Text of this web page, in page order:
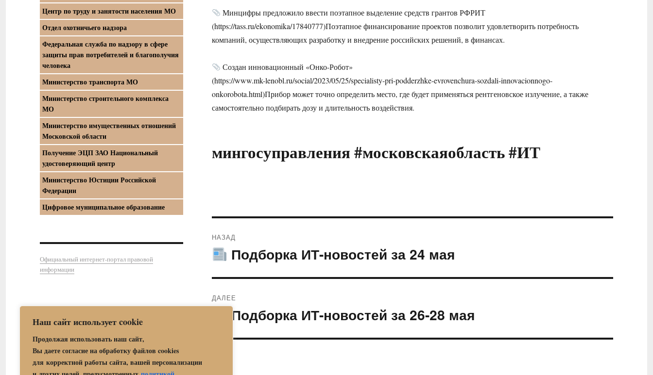
Наш сайт использует cookie
Продолжая использовать наш сайт,
Вы даете согласие на обработку файлов cookies
для корректной работы сайта, вашей персонализации
Минцифры предложило ввести поэтапное выделение средств грантов РФРИТ
(https://tass.ru/ekonomika/17840777)Поэтапное финансирование проектов позволит удовлетворить потребность
компаний, осуществляющих разработку и внедрение российских решений, в финансах.
Создан инновационный «Онко-Робот»
(https://www.mk-lenobl.ru/social/2023/05/25/specialisty-pri-podderzhke-evrovenchura-sozdali-innovacionnogo-
onkorobota.html)Прибор может точно определить место, где будет применяться рентгеновское излучение, а также
самостоятельно подбирать дозу и длительность воздействия.
мингосуправления #московскаяобласть #ИТ
по
НАЗАД
Предыдущая
Подборка ИТ-новостей за 24 мая
ДАЛЕЕ
Следующая
Подборка ИТ-новостей за 26-28 мая
Центр по труду и занятости населения МО
Отдел охотничьего надзора
Федеральная служба по надзору в сфере
защиты прав потребителей и благополучия
человека
Министерство транспорта МО
Министерство строительного комплекса
МО
Министерство имущественных отношений
Московской области
Получение ЭЦП ЗАО Национальный
удостоверяющий центр
Министерство Юстиции Российской
Федерации
Цифровое муниципальное образование
Официальный интернет-портал правовой
информации